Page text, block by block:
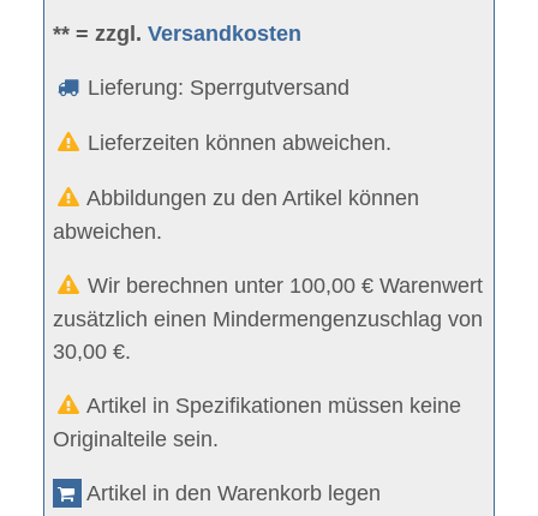
** = zzgl.Versandkosten
Lieferung: Sperrgutversand
Lieferzeiten können abweichen.
Abbildungen zu den Artikel können
abweichen.
Wir berechnen unter 100,00 € Warenwert
zusätzlich einen Mindermengenzuschlag von
30,00 €.
Artikel in Spezifikationen müssen keine
Originalteile sein.
Artikel in den Warenkorb legen